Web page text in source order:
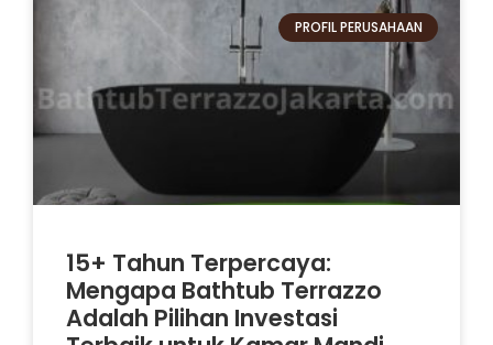
PROFIL PERUSAHAAN
15+ Tahun Terpercaya:
Mengapa Bathtub Terrazzo
Adalah Pilihan Investasi